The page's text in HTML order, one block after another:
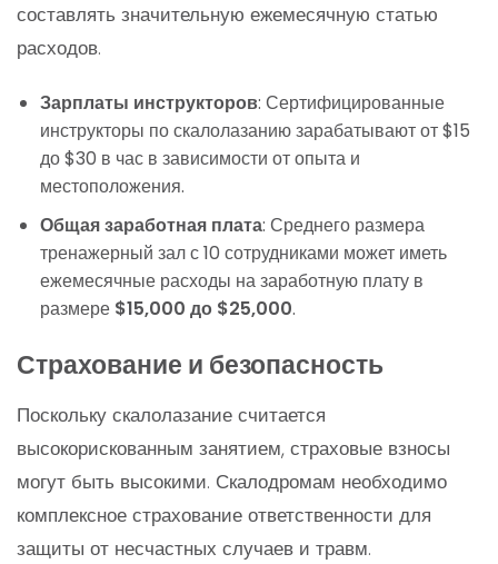
составлять значительную ежемесячную статью
расходов.
Зарплаты инструкторов: Сертифицированные
инструкторы по скалолазанию зарабатывают от $15
до $30 в час в зависимости от опыта и
местоположения.
Общая заработная плата: Среднего размера
тренажерный зал с 10 сотрудниками может иметь
ежемесячные расходы на заработную плату в
размере $15,000 до $25,000.
Страхование и безопасность
Поскольку скалолазание считается
высокорискованным занятием, страховые взносы
могут быть высокими. Скалодромам необходимо
комплексное страхование ответственности для
защиты от несчастных случаев и травм.